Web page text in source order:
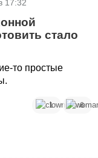
17:32
стало
то простые
1 6